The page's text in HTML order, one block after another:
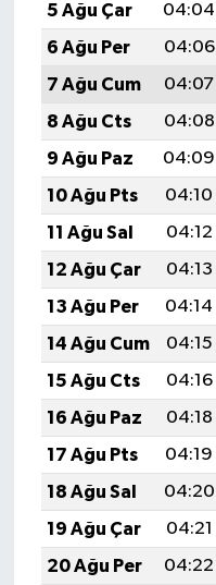
5 Ağu Çar
04:04
6 Ağu Per
04:06
7 Ağu Cum
04:07
8 Ağu Cts
04:08
9 Ağu Paz
04:09
10 Ağu Pts
04:10
11 Ağu Sal
04:12
12 Ağu Çar
04:13
13 Ağu Per
04:14
14 Ağu Cum
04:15
15 Ağu Cts
04:16
16 Ağu Paz
04:18
17 Ağu Pts
04:19
18 Ağu Sal
04:20
19 Ağu Çar
04:21
20 Ağu Per
04:22